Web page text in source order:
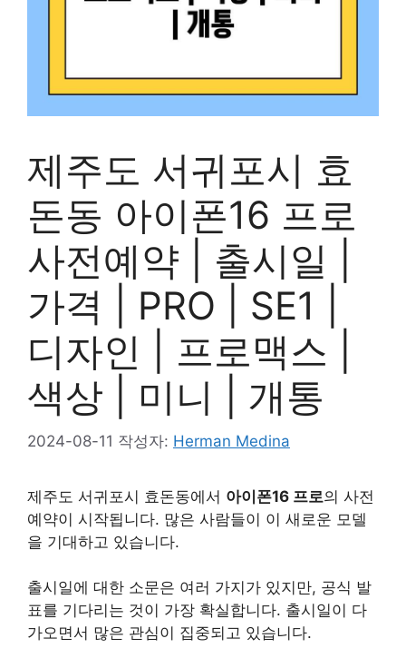
제주도 서귀포시 효
돈동 아이폰16 프로
사전예약 | 출시일 |
가격 | PRO | SE1 |
디자인 | 프로맥스 |
색상 | 미니 | 개통
2024-08-11 작성자: Herman Medina
제주도 서귀포시 효돈동에서 아이폰16 프로의 사전
예약이 시작됩니다. 많은 사람들이 이 새로운 모델
을 기대하고 있습니다.
출시일에 대한 소문은 여러 가지가 있지만, 공식 발
표를 기다리는 것이 가장 확실합니다. 출시일이 다
가오면서 많은 관심이 집중되고 있습니다.